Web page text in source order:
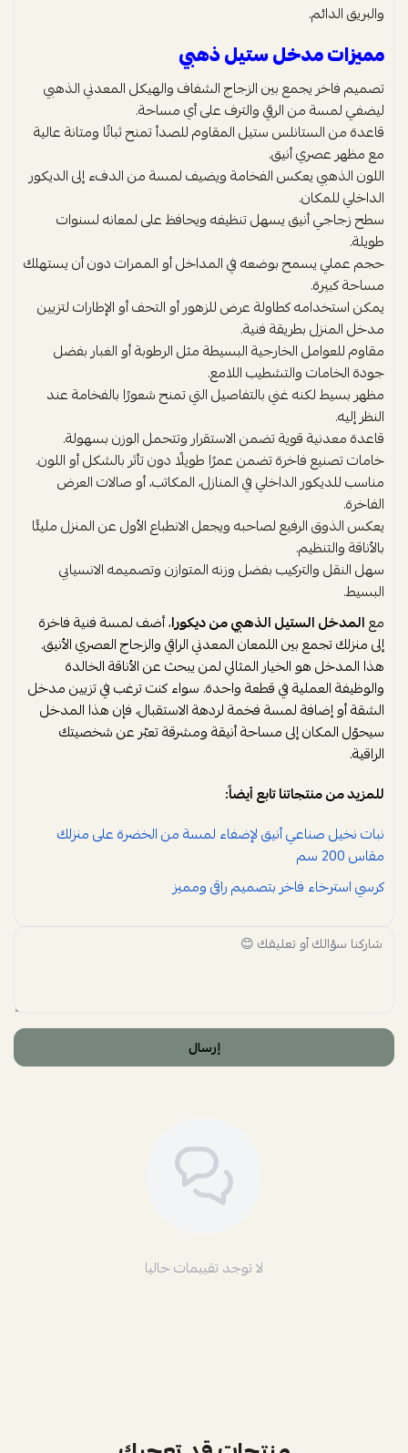
والبريق الدائم.
مميزات مدخل ستيل ذهبي
تصميم فاخر يجمع بين الزجاج الشفاف والهيكل المعدني الذهبي
ليضفي لمسة من الرقي والترف على أي مساحة.
قاعدة من الستانلس ستيل المقاوم للصدأ تمنح ثباتًا ومتانة عالية
مع مظهر عصري أنيق.
اللون الذهبي يعكس الفخامة ويضيف لمسة من الدفء إلى الديكور
الداخلي للمكان.
سطح زجاجي أنيق يسهل تنظيفه ويحافظ على لمعانه لسنوات
طويلة.
حجم عملي يسمح بوضعه في المداخل أو الممرات دون أن يستهلك
مساحة كبيرة.
يمكن استخدامه كطاولة عرض للزهور أو التحف أو الإطارات لتزيين
مدخل المنزل بطريقة فنية.
مقاوم للعوامل الخارجية البسيطة مثل الرطوبة أو الغبار بفضل
جودة الخامات والتشطيب اللامع.
مظهر بسيط لكنه غني بالتفاصيل التي تمنح شعورًا بالفخامة عند
النظر إليه.
قاعدة معدنية قوية تضمن الاستقرار وتتحمل الوزن بسهولة.
خامات تصنيع فاخرة تضمن عمرًا طويلًا دون تأثر بالشكل أو اللون.
مناسب للديكور الداخلي في المنازل، المكاتب، أو صالات العرض
الفاخرة.
يعكس الذوق الرفيع لصاحبه ويجعل الانطباع الأول عن المنزل مليئًا
بالأناقة والتنظيم.
سهل النقل والتركيب بفضل وزنه المتوازن وتصميمه الانسيابي
البسيط.
معالمدخل الستيل الذهبي من ديكورا، أضف لمسة فنية فاخرة
إلى منزلك تجمع بين اللمعان المعدني الراقي والزجاج العصري الأنيق.
هذا المدخل هو الخيار المثالي لمن يبحث عن الأناقة الخالدة
والوظيفة العملية في قطعة واحدة. سواء كنت ترغب في تزيين مدخل
الشقة أو إضافة لمسة فخمة لردهة الاستقبال، فإن هذا المدخل
سيحوّل المكان إلى مساحة أنيقة ومشرقة تعبّر عن شخصيتك
الراقية.
للمزيد من منتجاتنا تابع أيضاً:
نبات نخيل صناعي أنيق لإضفاء لمسة من الخضرة على منزلك
مقاس 200 سم
كرسي استرخاء فاخر بتصميم راقى ومميز
إرسال
لا توجد تقييمات حاليا